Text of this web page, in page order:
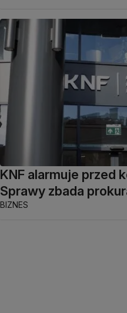
KNF alarmuje przed
Sprawy zbada
BIZNES